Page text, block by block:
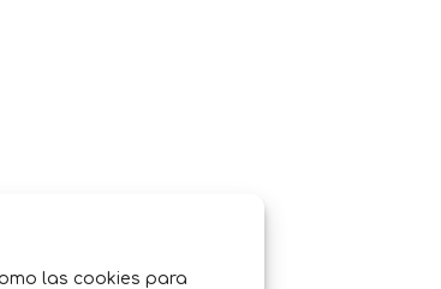
las cookies para